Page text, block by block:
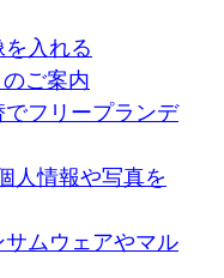
入れる
ご案内
フリープランデ
人情報や写真を
ムウェアやマル